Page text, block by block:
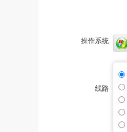
操作系统
线路